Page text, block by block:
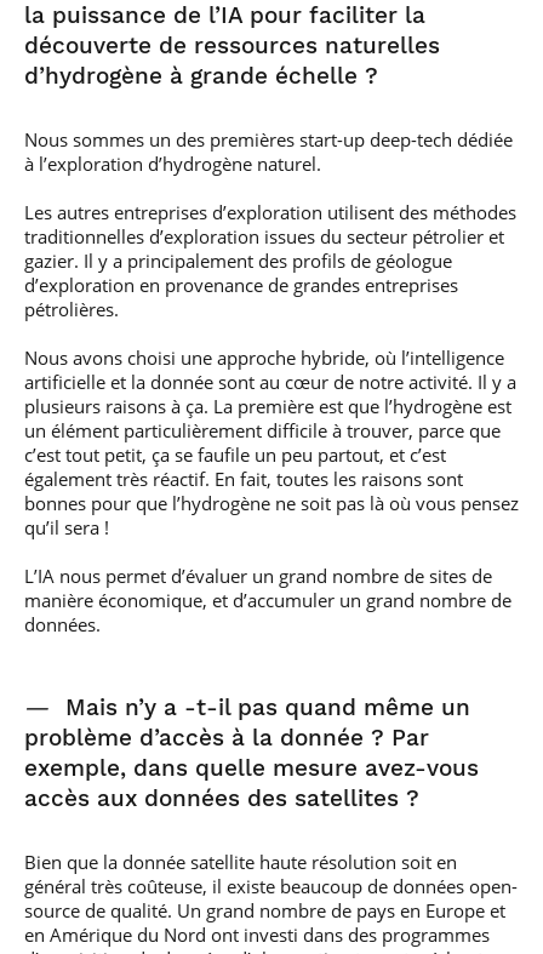
la puissance de l’IA pour faciliter la
découverte de ressources naturelles
d’hydrogène à grande échelle ?
Nous sommes un des premières start-up deep-tech dédiée
à l’exploration d’hydrogène naturel.
Les autres entreprises d’exploration utilisent des méthodes
traditionnelles d’exploration issues du secteur pétrolier et
gazier. Il y a principalement des profils de géologue
d’exploration en provenance de grandes entreprises
pétrolières.
Nous avons choisi une approche hybride, où l’intelligence
artificielle et la donnée sont au cœur de notre activité. Il y a
plusieurs raisons à ça. La première est que l’hydrogène est
un élément particulièrement difficile à trouver, parce que
c’est tout petit, ça se faufile un peu partout, et c’est
également très réactif. En fait, toutes les raisons sont
bonnes pour que l’hydrogène ne soit pas là où vous pensez
qu’il sera !
L’IA nous permet d’évaluer un grand nombre de sites de
manière économique, et d’accumuler un grand nombre de
données.
—
Mais n’y a -t-il pas quand même un
problème d’accès à la donnée ? Par
exemple, dans quelle mesure avez-vous
accès aux données des satellites ?
Bien que la donnée satellite haute résolution soit en
général très coûteuse, il existe beaucoup de données open-
source de qualité. Un grand nombre de pays en Europe et
en Amérique du Nord ont investi dans des programmes